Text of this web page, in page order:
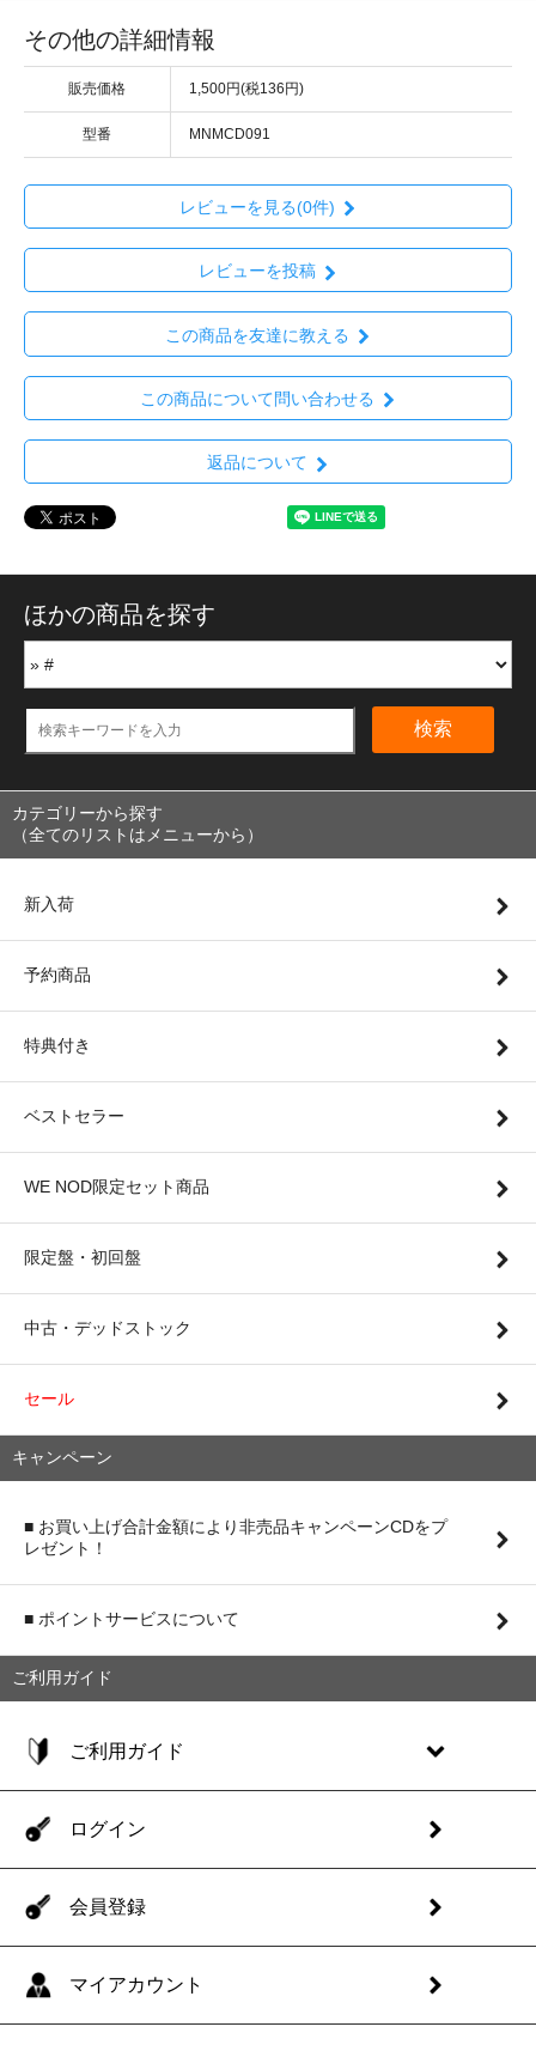
その他の詳細情報
販売価格 1,500円(税136円)
型番 MNMCD091
レビューを見る(0件)
レビューを投稿
この商品を友達に教える
この商品について問い合わせる
返品について
ほかの商品を探す
検索
カテゴリーから探す
（全てのリストはメニューから）
新入荷
予約商品
特典付き
ベストセラー
WE NOD限定セット商品
限定盤・初回盤
中古・デッドストック
セール
キャンペーン
■ お買い上げ合計金額により非売品キャンペーンCDをプ
レゼント！
■ ポイントサービスについて
ご利用ガイド
ご利用ガイド
ログイン
会員登録
マイアカウント